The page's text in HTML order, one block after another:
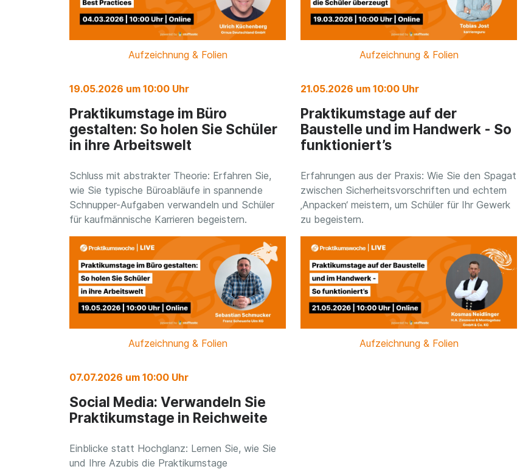
Aufzeichnung & Folien Aufzeichnung & Folien
19.05.2026 um 10:00 Uhr
Praktikumstage im Büro
gestalten: So holen Sie Schüler
in ihre Arbeitswelt
Schluss mit abstrakter Theorie: Erfahren Sie,
wie Sie typische Büroabläufe in spannende
Schnupper-Aufgaben verwandeln und Schüler
für kaufmännische Karrieren begeistern.
Aufzeichnung & Folien
21.05.2026 um 10:00 Uhr
Praktikumstage auf der
Baustelle und im Handwerk - So
funktioniert’s
Erfahrungen aus der Praxis: Wie Sie den Spagat
zwischen Sicherheitsvorschriften und echtem
‚Anpacken‘ meistern, um Schüler für Ihr Gewerk
zu begeistern.
Aufzeichnung & Folien
07.07.2026 um 10:00 Uhr
Social Media: Verwandeln Sie
Praktikumstage in Reichweite
Einblicke statt Hochglanz: Lernen Sie, wie Sie
und Ihre Azubis die Praktikumstage